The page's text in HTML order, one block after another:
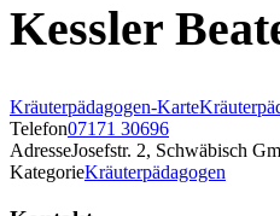
Kessler
Kräuterpädagogen-Karte
Telefon07171 30696
AdresseJosefstr. 2, Schwäbisch
KategorieKräuterpädagogen